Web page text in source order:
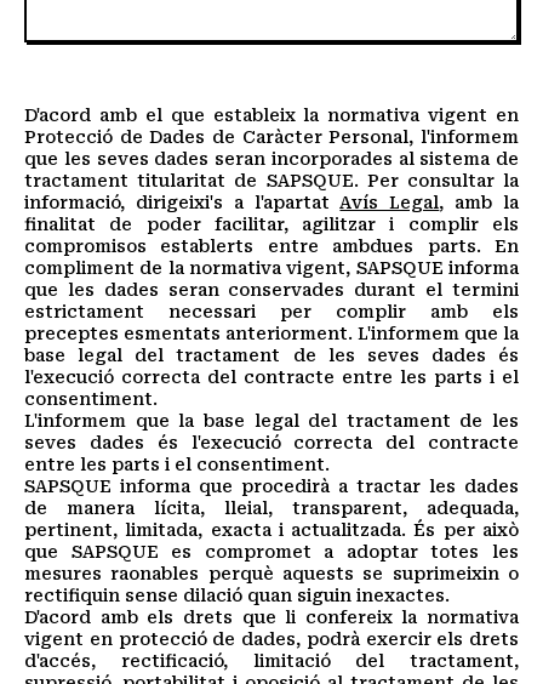
D'acord amb el que estableix la normativa vigent en
Protecció de Dades de Caràcter Personal, l'informem
que les seves dades seran incorporades al sistema de
tractament titularitat de SAPSQUE. Per consultar la
informació, dirigeixi's a l'apartat Avís Legal , amb la
finalitat de poder facilitar, agilitzar i complir els
compromisos establerts entre ambdues parts. En
compliment de la normativa vigent, SAPSQUE informa
que les dades seran conservades durant el termini
estrictament necessari per complir amb els
preceptes esmentats anteriorment. L'informem que la
base legal del tractament de les seves dades és
l'execució correcta del contracte entre les parts i el
consentiment.
L'informem que la base legal del tractament de les
seves dades és l'execució correcta del contracte
entre les parts i el consentiment.
SAPSQUE informa que procedirà a tractar les dades
de manera lícita, lleial, transparent, adequada,
pertinent, limitada, exacta i actualitzada. És per això
que SAPSQUE es compromet a adoptar totes les
mesures raonables perquè aquests se suprimeixin o
rectifiquin sense dilació quan siguin inexactes.
D'acord amb els drets que li confereix la normativa
vigent en protecció de dades, podrà exercir els drets
d'accés, rectificació, limitació del tractament,